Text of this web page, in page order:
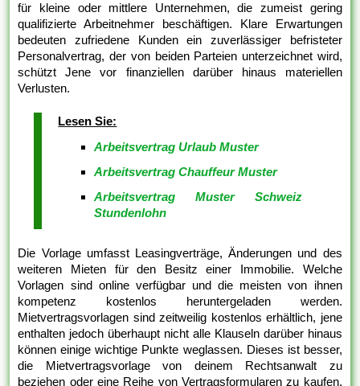
für kleine oder mittlere Unternehmen, die zumeist gering
qualifizierte Arbeitnehmer beschäftigen. Klare Erwartungen
bedeuten zufriedene Kunden ein zuverlässiger befristeter
Personalvertrag, der von beiden Parteien unterzeichnet wird,
schützt Jene vor finanziellen darüber hinaus materiellen
Verlusten.
Lesen Sie:
Arbeitsvertrag Urlaub Muster
Arbeitsvertrag Chauffeur Muster
Arbeitsvertrag Muster Schweiz
Stundenlohn
Die Vorlage umfasst Leasingverträge, Änderungen und des
weiteren Mieten für den Besitz einer Immobilie. Welche
Vorlagen sind online verfügbar und die meisten von ihnen
kompetenz kostenlos heruntergeladen werden.
Mietvertragsvorlagen sind zeitweilig kostenlos erhältlich, jene
enthalten jedoch überhaupt nicht alle Klauseln darüber hinaus
können einige wichtige Punkte weglassen. Dieses ist besser,
die Mietvertragsvorlage von deinem Rechtsanwalt zu
beziehen oder eine Reihe von Vertragsformularen zu kaufen,